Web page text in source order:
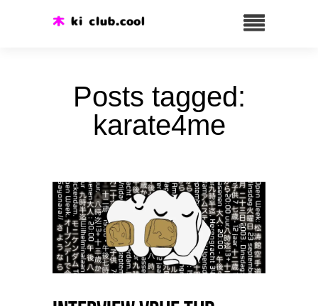
Posts tagged:
karate4me